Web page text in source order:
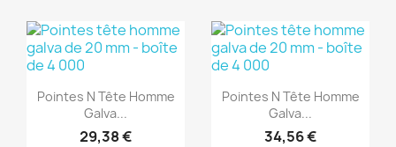
Aperçu rapide
Pointes N Tête Homme
Galva...
29,38 €
Aperçu rapide
Pointes N Tête Homme
Galva...
34,56 €